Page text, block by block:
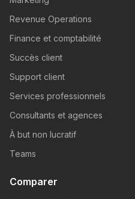
Revenue Operations
Finance et comptabilité
Succès client
Support client
Services professionnels
Consultants et agences
À but non lucratif
Teams
Comparer